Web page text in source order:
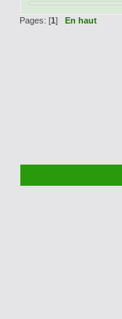
Pages: [1] En haut